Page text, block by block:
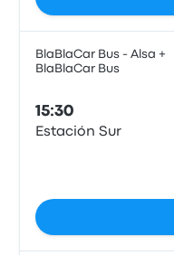
BlaBlaCar Bus - Alsa +
BlaBlaCar Bus
15:30
Estación Sur